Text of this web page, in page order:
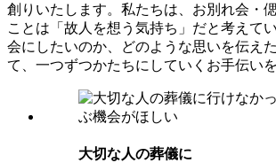
創りいたします。私たちは、お別れ会・
ことは「故人を想う気持ち」だと考えて
会にしたいのか、どのような思いを伝え
て、一つずつかたちにしていくお手伝い
⼤切な⼈の葬儀に